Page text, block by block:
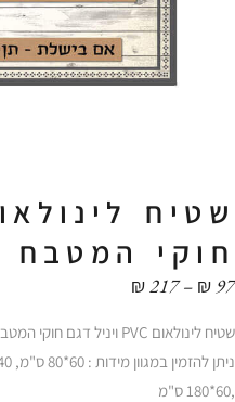
חוקי המטבח NP
₪ 97
–
₪217
עד
שטיח לינולאום PVC ויניל דגם חוקי המטבח
,60*180 ס"מ